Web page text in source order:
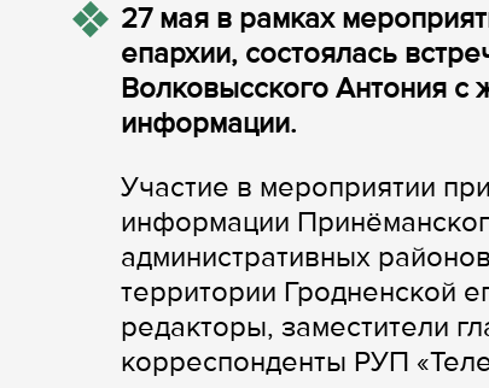
27 мая в рамках
епархии, состоялась
Волковысского Антония с
информации.
Участие в мероприятии
информации
административных
территории Гродненской
редакторы, заместители
корреспонденты РУП